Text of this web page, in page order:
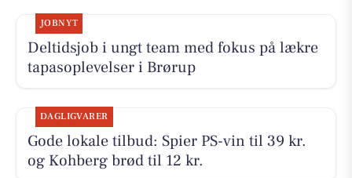
JOBNYT
Deltidsjob i ungt team med fokus på lækre
tapasoplevelser i Brørup
DAGLIGVARER
Gode lokale tilbud: Spier PS-vin til 39 kr.
og Kohberg brød til 12 kr.